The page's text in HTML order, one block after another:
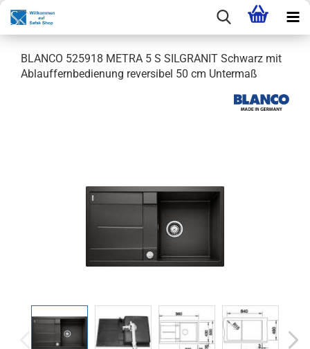
BLANCO 525918 METRA 5 S SILGRANIT Schwarz mit
Ablauffernbedienung reversibel 50 cm Untermaß